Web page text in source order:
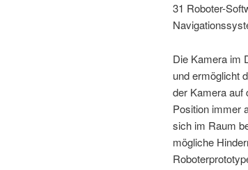
31 Roboter-
Die Kamera im
und ermöglicht
der Kamera auf
Position immer
sich im Raum
mögliche